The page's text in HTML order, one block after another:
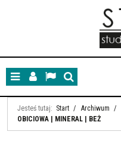
MenuPanelLangSzukaj
Jesteś tutaj: Start / Archiwum /
OBICIOWA | MINERAL | BEŻ